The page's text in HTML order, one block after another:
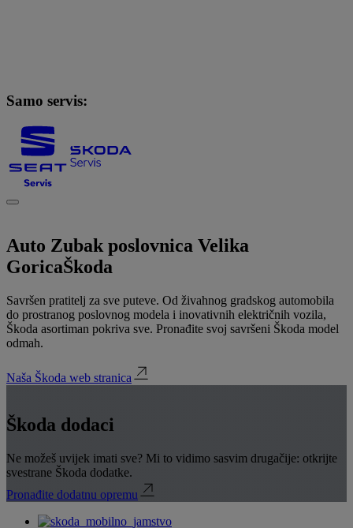
Samo servis:
Auto Zubak poslovnica Velika
GoricaŠkoda
Savršen pratitelj za sve puteve. Od živahnog gradskog automobila
do prostranog poslovnog modela i inovativnih električnih vozila,
Škoda asortiman pokriva sve. Pronađite svoj savršeni Škoda model
odmah.
Naša Škoda web stranica
Škoda dodaci
Ne možeš uvijek imati sve? Mi to vidimo sasvim drugačije: otkrijte
svestrane Škoda dodatke.
Pronađite dodatnu opremu